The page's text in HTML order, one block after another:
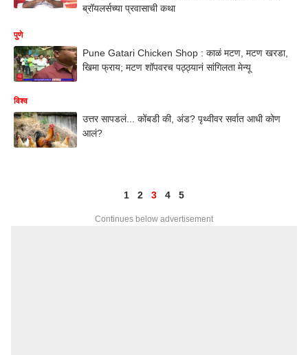
ब्रॉयलर्सच्या प्रवासाची कथा
पुणे
Pune Gatari Chicken Shop : काळं मटण, मटण खरडा,
खिमा फ्राय; मटण शॉपवरच पठ्ठ्यानं सांगिलता मेन्यू
विश्व
उत्तर सापडलं... कोंबडी की, अंड? पृथ्वीवर सर्वात आधी कोण
आलं?
1 2 3 4 5
Continues below advertisement